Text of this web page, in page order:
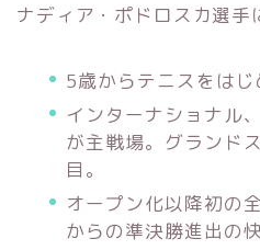
ナディア・ポドロスカ選手
5歳からテニスをはじ
インターナショナル
が主戦場。グランド
目。
オープン化以降初の
からの準決勝進出の